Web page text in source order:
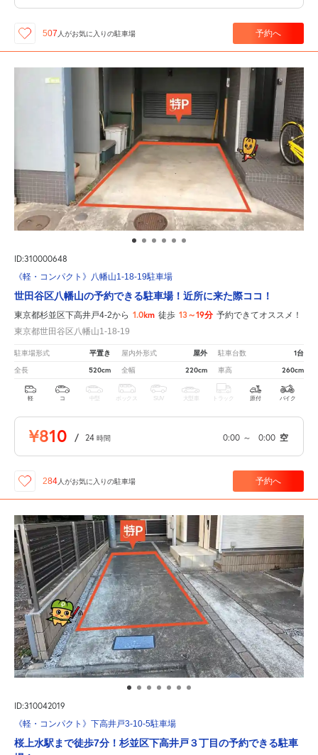
507 人がお気に入りの駐車場 予約へ
ID:310000648
《軽・コンパクト》八幡山1-18-19駐車場
世田谷区八幡山の予約できる駐車場！近所に来た際ココ！
東京都杉並区下高井戸4-2から 1.0km 徒歩 13～19分 予約できてオススメ！
東京都世田谷区八幡山1-18-19
駐車場形式 平置き 屋内外形式 屋外 駐車台数 1台
全長 520cm 全幅 220cm 車高 260cm
軽 コ 中型 ボックス SUV 大型車 トラック 原付 バイク
¥810 / 24 時間 0:00 ～ 0:00 空
284 人がお気に入りの駐車場 予約へ
ID:310042019
《軽・コンパクト》下高井戸3-10-5駐車場
桜上水駅まで徒歩7分！杉並区下高井戸３丁目の予約できる駐車